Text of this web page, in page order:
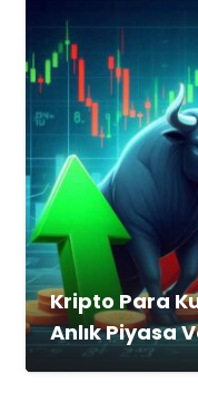
Kripto Para
Anlık Piyasa